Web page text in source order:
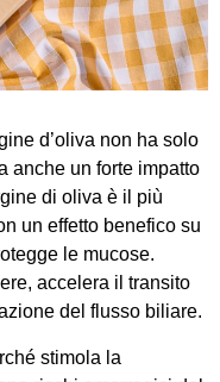
d’oliva non ha solo
anche un forte impatto
di oliva è il più
un effetto benefico su
le mucose.
accelera il transito
del flusso biliare.
stimola la